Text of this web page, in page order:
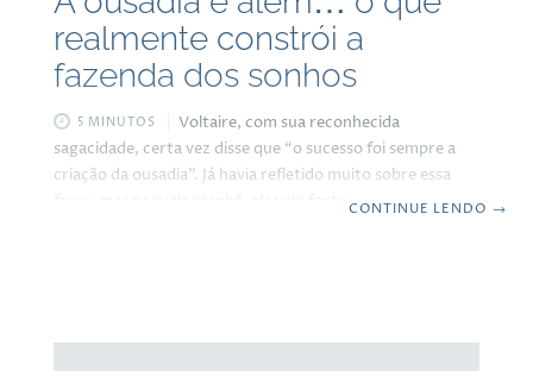
realmente constrói a
fazenda dos sonhos
5 MINUTOS
Voltaire, com sua reconhecida
sagacidade, certa vez disse que “o sucesso foi sempre a
criação da ousadia”. Já havia refletido muito sobre essa
frase, mas naquela manhã, ela veio forte na minha cabeça
CONTINUE LENDO →